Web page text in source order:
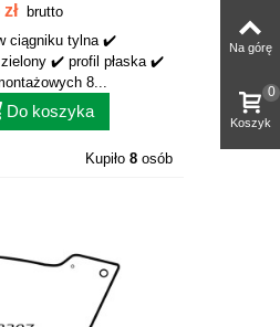
brutto
ciągniku tylna ✔️
✔️ profil płaska ✔️
8...
Do koszyka
Kupiło 8osób
Na górę
Koszyk
0